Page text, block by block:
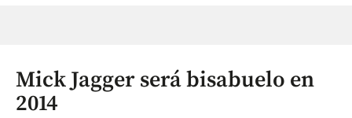
Mick Jagger será bisabuelo en
2014